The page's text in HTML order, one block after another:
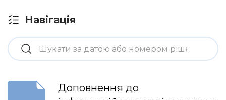
Навігація
Доповнення до